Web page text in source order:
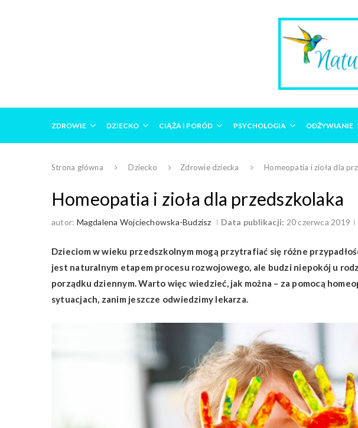
ZDROWIE DZIECKO CIĄŻA I PORÓD PSYCHOLOGIA ODŻYWIANIE
Strona główna Dziecko Zdrowie dziecka Homeopatia i zioła dla
Homeopatia i zioła dla przedszkolaka
autor: Magdalena Wojciechowska-Budzisz Data publikacji: 20 czerwca 2019
Dzieciom w wieku przedszkolnym mogą przytrafiać się różne
jest naturalnym etapem procesu rozwojowego, ale budzi niepokój u
porządku dziennym. Warto więc wiedzieć, jak można – za pomocą
sytuacjach, zanim jeszcze odwiedzimy lekarza.